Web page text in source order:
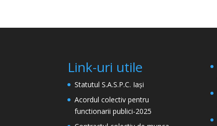
Link-uri utile
Statutul S.A.S.P.C. Iași
Acordul colectiv pentru
functionarii publici-2025